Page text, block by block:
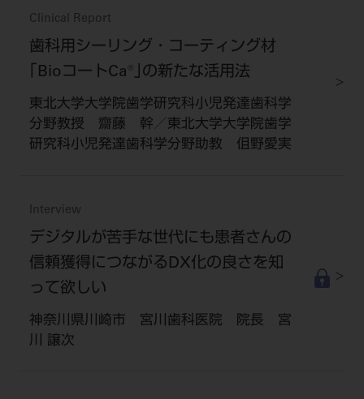
Clinical Report
歯科用シーリング・コーティング材
｢BioコートCa®｣の新たな活用法
東北大学大学院歯学研究科小児発達歯科学
分野教授 齋藤 幹／東北大学大学院歯学
研究科小児発達歯科学分野助教 伹野愛実
Interview
デジタルが苦手な世代にも患者さんの
信頼獲得につながるDX化の良さを知
って欲しい
神奈川県川崎市 宮川歯科医院 院長 宮
川 譲次